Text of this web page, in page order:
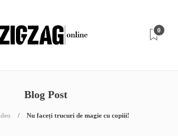
0
Blog Post
Nu faceți trucuri de magie cu copiii!